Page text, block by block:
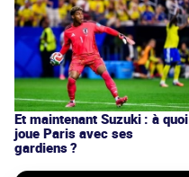
Et maintenant Suzuki : à quoi
joue Paris avec ses
gardiens ?